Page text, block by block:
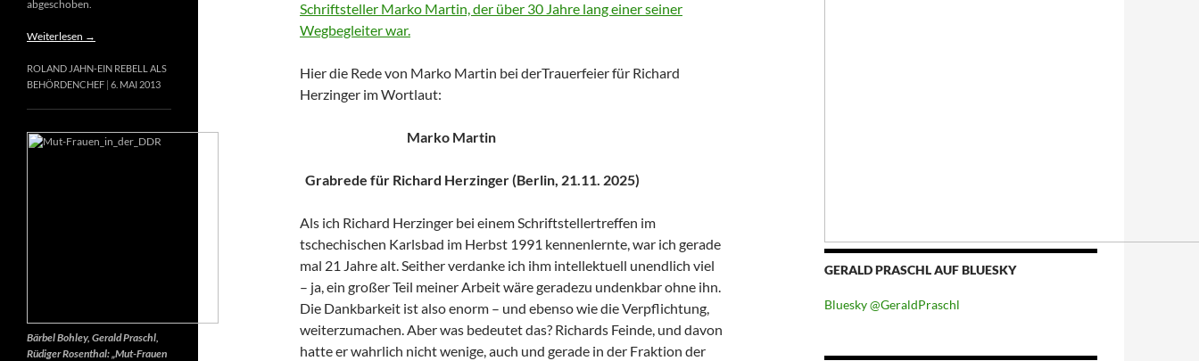
Schriftsteller Marko Martin, der über 30 Jahre lang einer seiner
Wegbegleiter war.
Hier die Rede von Marko Martin bei derTrauerfeier für Richard
Herzinger im Wortlaut:
Marko Martin
Grabrede für Richard Herzinger (Berlin, 21.11. 2025)
Als ich Richard Herzinger bei einem Schriftstellertreffen im
tschechischen Karlsbad im Herbst 1991 kennenlernte, war ich gerade
mal 21 Jahre alt. Seither verdanke ich ihm intellektuell unendlich viel
– ja, ein großer Teil meiner Arbeit wäre geradezu undenkbar ohne ihn.
Die Dankbarkeit ist also enorm – und ebenso wie die Verpflichtung,
weiterzumachen. Aber was bedeutet das? Richards Feinde, und davon
hatte er wahrlich nicht wenige, auch und gerade in der Fraktion der
GERALD PRASCHL AUF BLUESKY
Bluesky @GeraldPraschl
abgeschoben.
Weiterlesen →
ROLAND JAHN-EIN REBELL ALS
BEHÖRDENCHEF 6. MAI 2013
Bärbel Bohley, Gerald Praschl,
Rüdiger Rosenthal: „Mut-Frauen